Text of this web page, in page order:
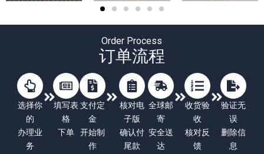
Order Process
订单流程
选择你
的
办理业
务
填写表
格
下单
支付定
金
开始制
作
核对电
子版
确认付
尾款
全球邮
寄
安全送
达
收货验
收
核对反
馈
验证无
误
删除信
息